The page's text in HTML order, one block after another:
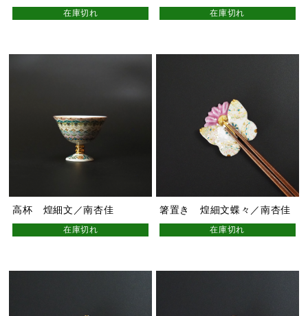
在庫切れ 在庫切れ
高杯 煌細文／南杏佳
在庫切れ
箸置き 煌細文蝶々／南杏佳
在庫切れ